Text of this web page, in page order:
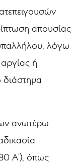
απουσίας
λόγω
ή
διάστημα
ανωτέρω
Α'), όπως